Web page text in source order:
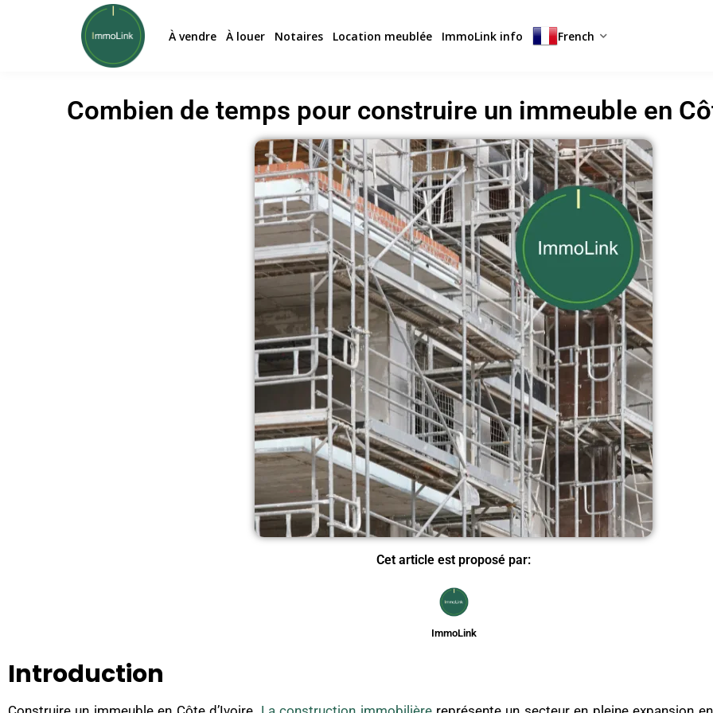
À vendre À louer Notaires Location meublée ImmoLink info French
Combien de temps pour construire un immeuble en
Cet article est proposé par:
ImmoLink
Introduction